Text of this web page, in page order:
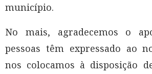
município.
No mais, agradecemos o
pessoas têm expressado ao
nos colocamos à disposição